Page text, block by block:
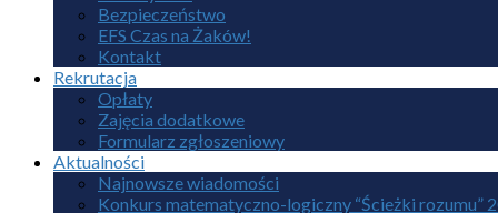
Bezpieczeństwo
EFS Czas na Żaków!
Kontakt
Rekrutacja
Opłaty
Zajęcia dodatkowe
Formularz zgłoszeniowy
Aktualności
Najnowsze wiadomości
Konkurs matematyczno-logiczny “Ścieżki rozumu”